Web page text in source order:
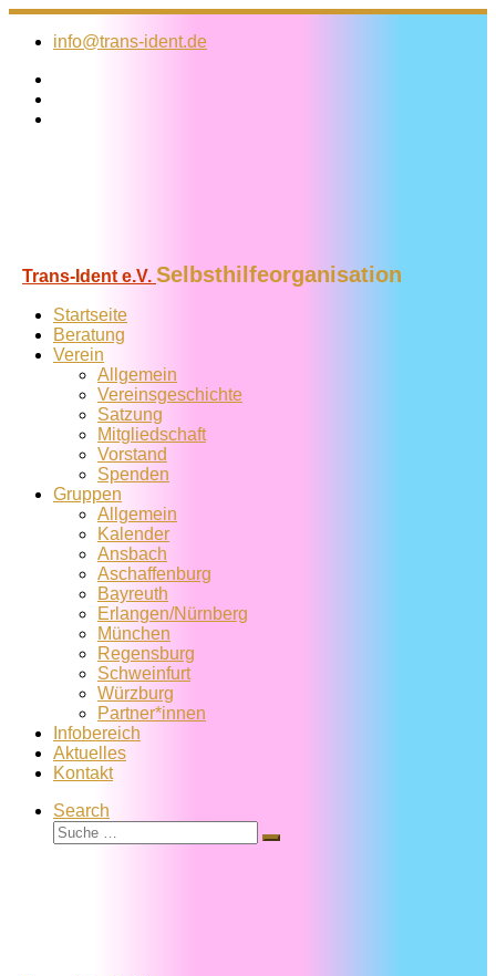
Zum
Inhalt
info@trans-ident.de
Trans-Ident e.V. Selbsthilfeorganisation
Startseite
Beratung
Verein
Allgemein
Vereins­geschichte
Satzung
Mitglied­schaft
Vorstand
Spenden
Gruppen
Allgemein
Kalender
Ansbach
Aschaffenburg
Bayreuth
Erlangen/Nürnberg
München
Regensburg
Schweinfurt
Würzburg
Partner*innen
Infobereich
Aktuelles
Kontakt
Search
Suche
Suche